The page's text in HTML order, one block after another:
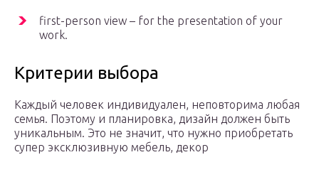
first-person view – for the presentation of your
work.
Критерии выбора
Каждый человек индивидуален, неповторима любая
семья. Поэтому и планировка, дизайн должен быть
уникальным. Это не значит, что нужно приобретать
супер эксклюзивную мебель, декор